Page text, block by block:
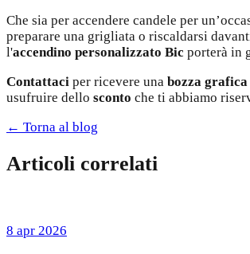
Che sia per accendere candele per
preparare una grigliata o riscaldarsi
l'accendino personalizzato Bic porterà in
Contattaci per ricevere una bozza
usufruire dello sconto che ti abbiamo
← Torna al blog
Articoli correlati
8 apr 2026